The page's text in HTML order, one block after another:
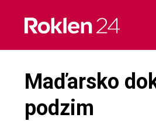
content
Maďarsko
podzim